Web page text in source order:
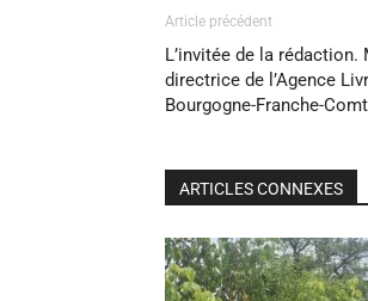
Article précédent
L’invitée de la rédaction.
directrice de l’Agence
Bourgogne-Franche-
ARTICLES CONNEXES